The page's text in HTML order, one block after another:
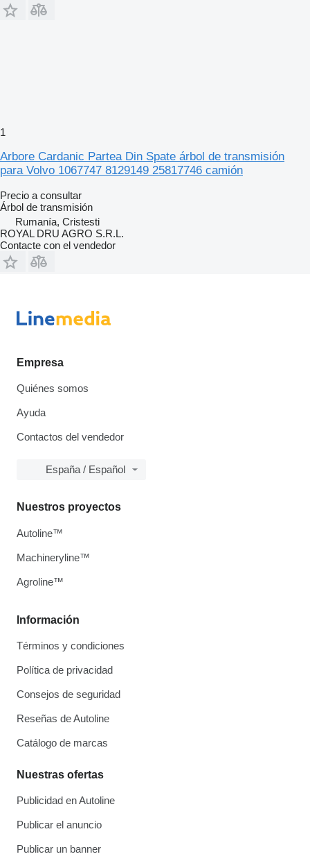
1
Arbore Cardanic Partea Din Spate árbol de transmisión
para Volvo 1067747 8129149 25817746 camión
Precio a consultar
Árbol de transmisión
Rumanía, Cristesti
ROYAL DRU AGRO S.R.L.
Contacte con el vendedor
Empresa
Quiénes somos
Ayuda
Contactos del vendedor
España / Español
Información
Términos y condiciones
Política de privacidad
Consejos de seguridad
Reseñas de Autoline
Catálogo de marcas
Nuestras ofertas
Publicidad en Autoline
Publicar el anuncio
Publicar un banner
Nuestros proyectos
Autoline™
Machineryline™
Agroline™